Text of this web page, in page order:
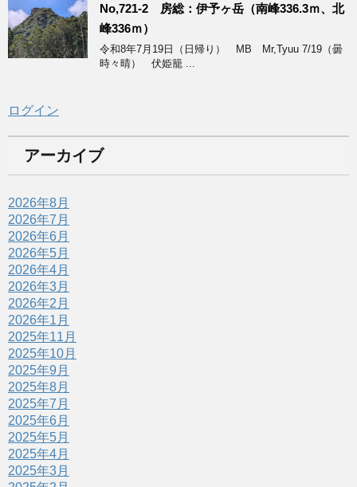
No,721-2 房総：伊予ヶ岳（南峰336.3ｍ、北
峰336ｍ）
令和8年7月19日（日帰り） MB Mr,Tyuu 7/19（曇
時々晴） 伏姫籠 ...
ログイン
アーカイブ
2026年8月
2026年7月
2026年6月
2026年5月
2026年4月
2026年3月
2026年2月
2026年1月
2025年11月
2025年10月
2025年9月
2025年8月
2025年7月
2025年6月
2025年5月
2025年4月
2025年3月